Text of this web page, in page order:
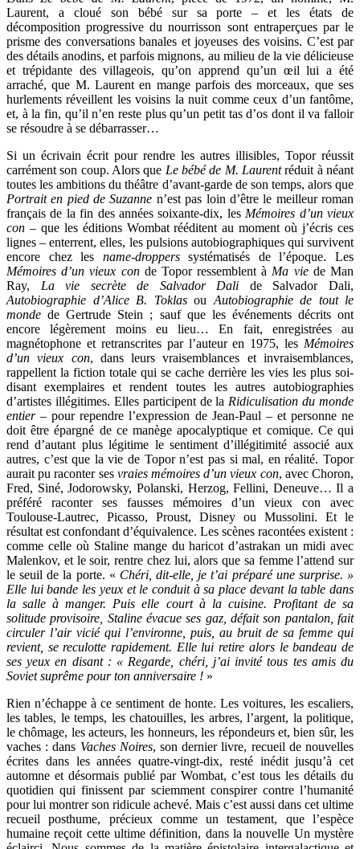
Laurent, a cloué son bébé sur sa porte – et les états de
décomposition progressive du nourrisson sont entraperçues par le
prisme des conversations banales et joyeuses des voisins. C’est par
des détails anodins, et parfois mignons, au milieu de la vie délicieuse
et trépidante des villageois, qu’on apprend qu’un œil lui a été
arraché, que M. Laurent en mange parfois des morceaux, que ses
hurlements réveillent les voisins la nuit comme ceux d’un fantôme,
et, à la fin, qu’il n’en reste plus qu’un petit tas d’os dont il va falloir
se résoudre à se débarrasser…
Si un écrivain écrit pour rendre les autres illisibles, Topor réussit
carrément son coup. Alors que Le bébé de M. Laurentréduit à néant
toutes les ambitions du théâtre d’avant-garde de son temps, alors que
Portrait en pied de Suzanne n’est pas loin d’être le meilleur roman
français de la fin des années soixante-dix, les Mémoires d’un vieux
con – que les éditions Wombat rééditent au moment où j’écris ces
lignes – enterrent, elles, les pulsions autobiographiques qui survivent
encore chez les name-dropperssystématisés de l’époque. Les
Mémoires d’un vieux conde Topor ressemblent à Ma viede Man
Ray, La vie secrète de Salvador Dali de Salvador Dali,
Autobiographie d’Alice B. Toklasou Autobiographie de tout le
monde de Gertrude Stein ; sauf que les événements décrits ont
encore légèrement moins eu lieu… En fait, enregistrées au
magnétophone et retranscrites par l’auteur en 1975, les Mémoires
d’un vieux con, dans leurs vraisemblances et invraisemblances,
rappellent la fiction totale qui se cache derrière les vies les plus soi-
disant exemplaires et rendent toutes les autres autobiographies
d’artistes illégitimes. Elles participent de la Ridiculisation du monde
entier– pour rependre l’expression de Jean-Paul – et personne ne
doit être épargné de ce manège apocalyptique et comique. Ce qui
rend d’autant plus légitime le sentiment d’illégitimité associé aux
autres, c’est que la vie de Topor n’est pas si mal, en réalité. Topor
aurait pu raconter ses vraies mémoires d’un vieux con, avec Choron,
Fred, Siné, Jodorowsky, Polanski, Herzog, Fellini, Deneuve… Il a
préféré raconter ses fausses mémoires d’un vieux con avec
Toulouse-Lautrec, Picasso, Proust, Disney ou Mussolini. Et le
résultat est confondant d’équivalence. Les scènes racontées existent :
comme celle où Staline mange du haricot d’astrakan un midi avec
Malenkov, et le soir, rentre chez lui, alors que sa femme l’attend sur
le seuil de la porte. « Chéri, dit-elle, je t’ai préparé une surprise. »
Elle lui bande les yeux et le conduit à sa place devant la table dans
la salle à manger. Puis elle court à la cuisine. Profitant de sa
solitude provisoire, Staline évacue ses gaz, défait son pantalon, fait
circuler l’air vicié qui l’environne, puis, au bruit de sa femme qui
revient, se reculotte rapidement. Elle lui retire alors le bandeau de
ses yeux en disant : « Regarde, chéri, j’ai invité tous tes amis du
Soviet suprême pour ton anniversaire ! »
Rien n’échappe à ce sentiment de honte. Les voitures, les escaliers,
les tables, le temps, les chatouilles, les arbres, l’argent, la politique,
le chômage, les acteurs, les honneurs, les répondeurs et, bien sûr, les
vaches : dans Vaches Noires, son dernier livre, recueil de nouvelles
écrites dans les années quatre-vingt-dix, resté inédit jusqu’à cet
automne et désormais publié par Wombat, c’est tous les détails du
quotidien qui finissent par sciemment conspirer contre l’humanité
pour lui montrer son ridicule achevé. Mais c’est aussi dans cet ultime
recueil posthume, précieux comme un testament, que l’espèce
humaine reçoit cette ultime définition, dans la nouvelle Un mystère